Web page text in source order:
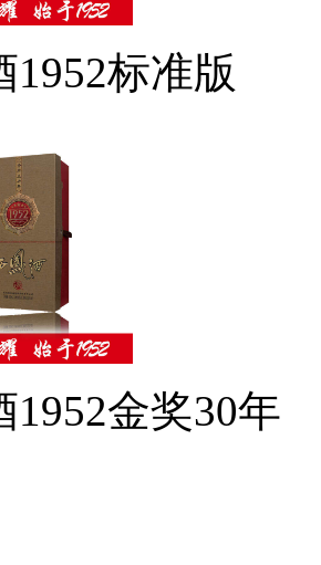
1952标准版
1952金奖30年